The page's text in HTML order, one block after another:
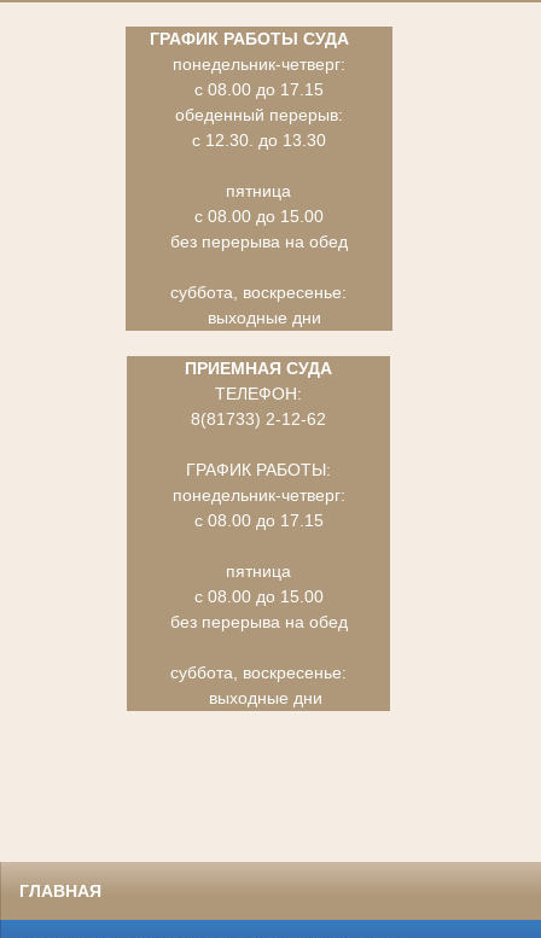
ГРАФИК РАБОТЫ СУДА
понедельник-четверг:
с 08.00 до 17.15
обеденный перерыв:
с 12.30. до 13.30
пятница
с 08.00 до 15.00
без перерыва на обед
суббота, воскресенье:
выходные дни
ПРИЕМНАЯ СУДА
ТЕЛЕФОН:
8(81733) 2-12-62
ГРАФИК РАБОТЫ:
понедельник-четверг:
с 08.00 до 17.15
пятница
с 08.00 до 15.00
без перерыва на обед
суббота, воскресенье:
выходные дни
ГЛАВНАЯ